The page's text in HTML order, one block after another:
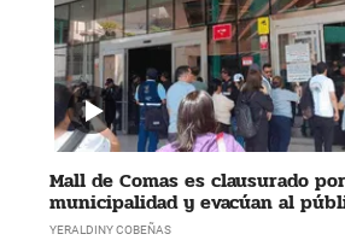
Mall de Comas es clausurado
municipalidad y evacúan al
YERALDINY COBEÑAS